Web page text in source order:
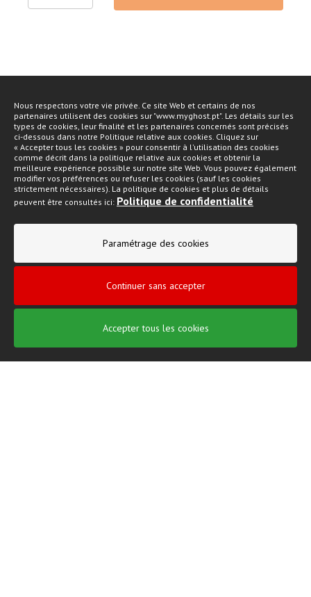
Abonnez-vous à notre newsletter
Rejoignez-nous. Soyez le premier à recevoir des promotions
Nous respectons votre vie privée. Ce site Web et certains de nos
partenaires utilisent des cookies sur "www.myghost.pt". Les détails sur les
types de cookies, leur finalité et les partenaires concernés sont précisés
ci-dessous dans notre Politique relative aux cookies. Cliquez sur
« Accepter tous les cookies » pour consentir à l'utilisation des cookies
comme décrit dans la politique relative aux cookies et obtenir la
meilleure expérience possible sur notre site Web. Vous pouvez également
modifier vos préférences ou refuser les cookies (sauf les cookies
strictement nécessaires). La politique de cookies et plus de détails
peuvent être consultés ici: Politique de confidentialité
Paramétrage des cookies
Continuer sans accepter
Accepter tous les cookies